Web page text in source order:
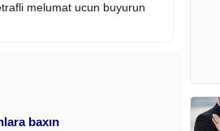
melumat ucun buyurun
baxın